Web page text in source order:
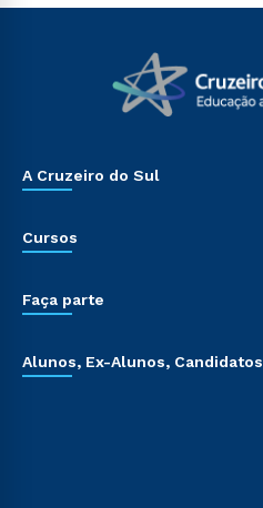
A Cruzeiro do Sul
Cursos
Faça parte
Alunos, Ex-Alunos, Candidatos